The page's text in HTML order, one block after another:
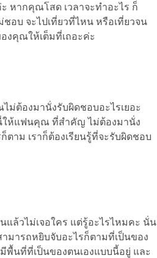
หากคุณโสด เวลาจะทำอะไร ก็
อบ จะไปเที่ยวที่ไหน หรือเที่ยวจน
งคุณให้เต็มที่เถอะค่ะ
ต้องมานั่งรับผิดชอบอะไรเยอะ
ให้แฟนคุณ ที่สำคัญ ไม่ต้องมานั่ง
าม เราก็ต้องเรียนรู้ที่จะรับผิดชอบ
แล้วไม่เจอใคร แต่รู้อะไรไหมคะ นั่น
ามารถหยิบจับอะไรก็ตามที่เป็นของ
นที่ที่เป็นของตนเองแบบนี้อยู่ และ